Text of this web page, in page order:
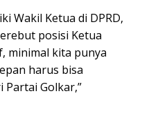
Wakil Ketua di DPRD,
posisi Ketua
minimal kita punya
harus bisa
Partai Golkar,”